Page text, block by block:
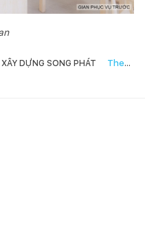
DỰNG SONG PHÁT
Theo